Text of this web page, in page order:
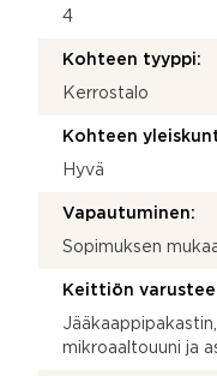
4
Kohteen tyyppi:
Kerrostalo
Kohteen
Hyvä
Vapautuminen:
Sopimuksen
Keittiön
mikroaaltouuni ja